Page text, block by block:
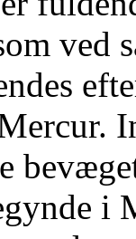
ved
i